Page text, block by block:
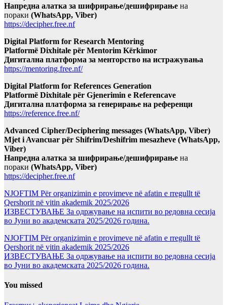
Напредна алатка за шифрирање/дешифрирање на
пораки (WhatsApp, Viber)
https://decipher.free.nf
Digital Platform for Research Mentoring
Platformë Dixhitale për Mentorim Kërkimor
Дигитална платформа за менторство на истражувања
https://mentoring.free.nf/
Digital Platform for References Generation
Platformë Dixhitale për Gjenerimin e Referencave
Дигитална платформа за генерирање на референци
https://reference.free.nf/
Advanced Cipher/Deciphering messages (WhatsApp, Viber)
Mjet i Avancuar për Shifrim/Deshifrim mesazheve (WhatsApp,
Viber)
Напредна алатка за шифрирање/дешифрирање на
пораки (WhatsApp, Viber)
https://decipher.free.nf
NJOFTIM Për organizimin e provimeve në afatin e rregullt të
Qershorit në vitin akademik 2025/2026
ИЗВЕСТУВАЊЕ За одржување на испити во редовна сесија
во Јуни во академската 2025/2026 година.
NJOFTIM Për organizimin e provimeve në afatin e rregullt të
Qershorit në vitin akademik 2025/2026
ИЗВЕСТУВАЊЕ За одржување на испити во редовна сесија
во Јуни во академската 2025/2026 година.
You missed